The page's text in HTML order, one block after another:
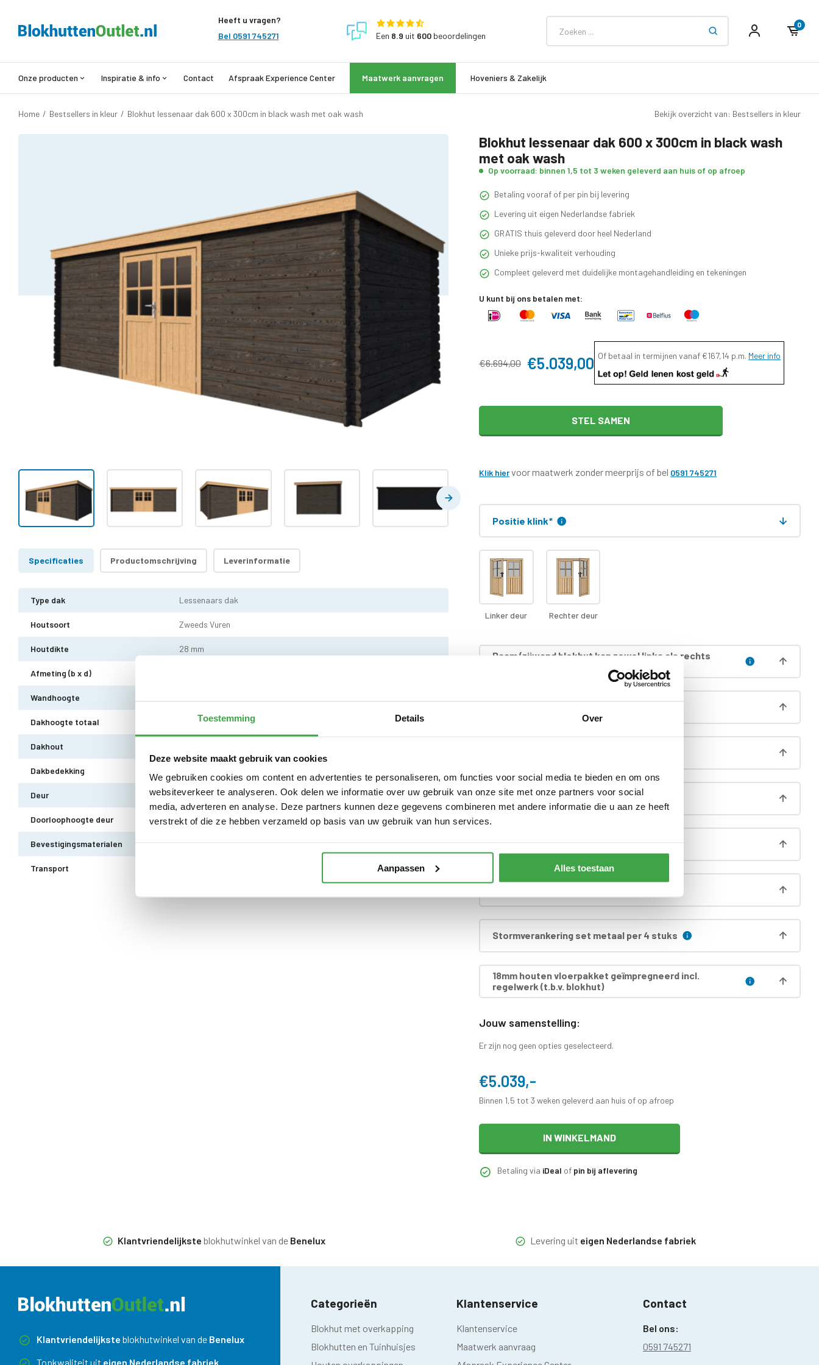
Toestemming Details Over
Deze website maakt gebruik van cookies
We gebruiken cookies om content en advertenties te personaliseren, om functies voor social media te bieden en om ons
websiteverkeer te analyseren. Ook delen we informatie over uw gebruik van onze site met onze partners voor social
media, adverteren en analyse. Deze partners kunnen deze gegevens combineren met andere informatie die u aan ze heeft
verstrekt of die ze hebben verzameld op basis van uw gebruik van hun services.
Aanpassen Alles toestaan
Heeft u vragen?
Bel 0591 745271
Een 8.9 uit 600beoordelingen
0
Onze producten Inspiratie & info Contact Afspraak Experience Center Maatwerk aanvragen Hoveniers & Zakelijk
Home / Bestsellers in kleur / Blokhut lessenaar dak 600 x 300cm in black wash met oak wash Bekijk overzicht van: Bestsellers in kleur
Specificaties Productomschrijving Leverinformatie
Type dak Lessenaars dak
Houtsoort Zweeds Vuren
Houtdikte 28 mm
Afmeting (b x d)
Wandhoogte
Dakhoogte totaal Voor 222 cm / achter 212 cm
Dakhout
Dakbedekking
Deur Dubbele deur zonder drempel - voorzien van echt glas
Doorloophoogte deur 188 cm
Bevestigingsmaterialen
Transport
Blokhut lessenaar dak 600 x 300cm in black wash
met oak wash
Op voorraad: binnen 1,5 tot 3 weken geleverd aan huis of op afroep
Betaling vooraf of per pin bij levering
Levering uit eigen Nederlandse fabriek
GRATIS thuis geleverd door heel Nederland
Unieke prijs-kwaliteit verhouding
Compleet geleverd met duidelijke montagehandleiding en tekeningen
U kunt bij ons betalen met:
€6.694,00 €5.039,00 Of betaal in termijnen vanaf €167,14 p.m. Meer info
STEL SAMEN
Klik hiervoor maatwerk zonder meerprijs of bel 0591 745271
Positie klink*
Linker deur Rechter deur
Raam (zijwand blokhut kan zowel links als rechts
Dakafwerking
Stormverankering set metaal per 4 stuks
18mm houten vloerpakket geïmpregneerd incl.
regelwerk (t.b.v. blokhut)
Jouw samenstelling:
Er zijn nog geen opties geselecteerd.
€5.039,-
Binnen 1,5 tot 3 weken geleverd aan huis of op afroep
IN WINKELMAND
Betaling via iDeal of pin bij aflevering
Klantvriendelijkste blokhutwinkel van de Benelux Levering uit eigen Nederlandse fabriek
Klantvriendelijkste blokhutwinkel van de Benelux
Topkwaliteit uit eigen Nederlandse fabriek
Categorieën
Blokhut met overkapping
Blokhutten en Tuinhuisjes
Klantenservice
Klantenservice
Maatwerk aanvraag
Contact
Bel ons:
0591 745271